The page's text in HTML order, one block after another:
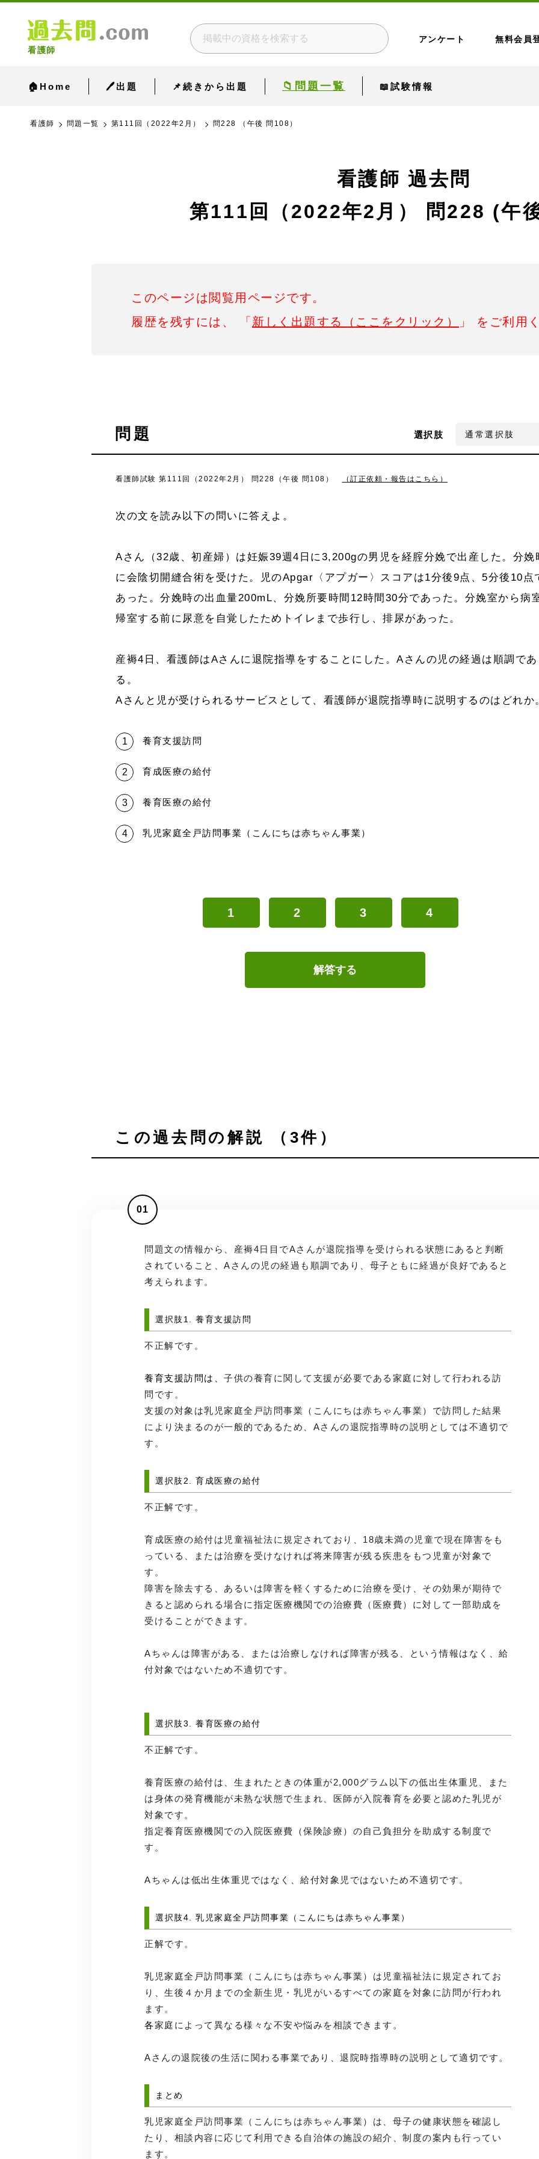
看護師
アンケート 無料会員
🏠Home 🖊出題 📌続きから出題 📁問題一覧 📖試験情報
看護師 問題一覧 第111回（2022年2月） 問228 （午後 問108）
看護師 過去問
第111回（2022年2月）
問228 (午
このページは閲覧用ページです。
履歴を残すには、 「 新しく出題する（ここをクリック） 」 をご利用
問題 選択肢
看護師試験 第111回（2022年2月） 問228（午後 問108） （訂正依頼・報告はこちら）
次の文を読み以下の問いに答えよ。
Aさん（32歳、初産婦）は妊娠39週4日に3,200gの男児を経腟分娩で出産した。分娩
に会陰切開縫合術を受けた。児のApgar〈アプガー〉スコアは1分後9点、5分後10点
あった。分娩時の出血量200mL、分娩所要時間12時間30分であった。分娩室から病
帰室する前に尿意を自覚したためトイレまで歩行し、排尿があった。
産褥4日、看護師はAさんに退院指導をすることにした。Aさんの児の経過は順調であ
る。
Aさんと児が受けられるサービスとして、看護師が退院指導時に説明するのはどれか
養育支援訪問
育成医療の給付
養育医療の給付
乳児家庭全戸訪問事業（こんにちは赤ちゃん事業）
1 2 3 4
解答する
この過去問の解説 （3件）
01
問題文の情報から、産褥4日目でAさんが退院指導を受けられる状態にあると判断
されていること、Aさんの児の経過も順調であり、母子ともに経過が良好であると
考えられます。
選択肢1. 養育支援訪問
不正解です。
養育支援訪問は、 子供の養育に関して支援が必要である家庭に対して行われる訪
問です。
支援の対象は乳児家庭全戸訪問事業（こんにちは赤ちゃん事業）で訪問した結果
により決まるのが一般的であるため、Aさんの退院指導時の説明としては不適切で
す。
選択肢2. 育成医療の給付
不正解です。
育成医療の給付は児童福祉法に規定されており、18歳未満の児童で現在障害をも
っている、または治療を受けなければ将来障害が残る疾患をもつ児童が対象で
す。
障害を除去する、あるいは障害を軽くするために治療を受け、その効果が期待で
きると認められる場合に指定医療機関での治療費（医療費）に対して一部助成を
受けることができます。
Aちゃんは障害がある、または治療しなければ障害が残る、という情報はなく、給
付対象ではないため不適切です。
選択肢3. 養育医療の給付
不正解です。
養育医療の給付は、生まれたときの体重が2,000グラム以下の低出生体重児、また
は身体の発育機能が未熟な状態で生まれ、医師が入院養育を必要と認めた乳児が
対象です。
指定養育医療機関での入院医療費（保険診療）の自己負担分を助成する制度で
す。
Aちゃんは低出生体重児ではなく、給付対象児ではないため不適切です。
選択肢4. 乳児家庭全戸訪問事業（こんにちは赤ちゃん事業）
正解です。
乳児家庭全戸訪問事業（こんにちは赤ちゃん事業）は児童福祉法に規定されてお
り、生後４か月までの全新生児・乳児がいるすべての家庭を対象に訪問が行われ
ます。
各家庭によって異なる様々な不安や悩みを相談できます。
Aさんの退院後の生活に関わる事業であり、退院時指導時の説明として適切です。
まとめ
乳児家庭全戸訪問事業（こんにちは赤ちゃん事業）は、母子の健康状態を確認し
たり、相談内容に応じて利用できる自治体の施設の紹介、制度の案内も行ってい
ます。